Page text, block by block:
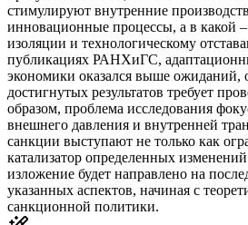
стимулируют внутренние
инновационные процессы, а в какой
изоляции и технологическому
публикациях РАНХиГС,
экономики оказался выше ожиданий,
достигнутых результатов требует
образом, проблема исследования
внешнего давления и внутренней
санкции выступают не только как
катализатор определенных
изложение будет направлено на
указанных аспектов, начиная с
санкционной политики.